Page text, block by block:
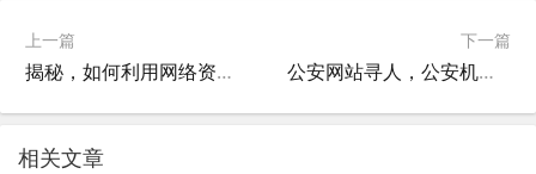
上一篇
揭秘，如何利用网络资源高效寻找人脉
下一篇
公安网站寻人，公安机关寻人公告？
相关文章